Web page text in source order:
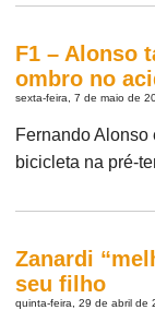
F1 – Alonso
ombro no
sexta-feira, 7 de maio de
Fernando Alonso
bicicleta na pré-
Zanardi
seu filho
quinta-feira, 29 de abril de